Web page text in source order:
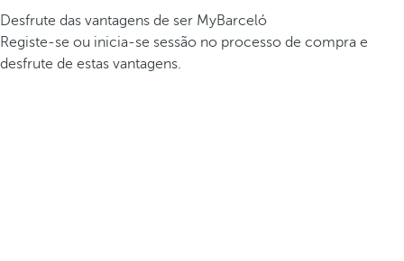
Desfrute das vantagens de ser MyBarceló
Registe-se ou inicia-se sessão no processo de compra e
desfrute de estas vantagens.